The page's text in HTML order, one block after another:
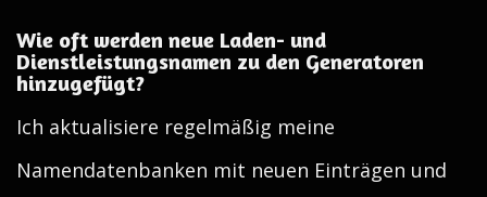
Wie oft werden neue Laden- und
Dienstleistungsnamen zu den Generatoren
hinzugefügt?
Ich aktualisiere regelmäßig meine
Namendatenbanken mit neuen Einträgen und